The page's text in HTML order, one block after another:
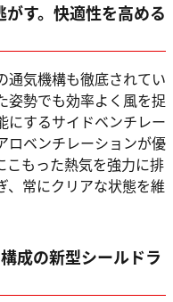
す。快適性を高める
通気機構も徹底されてい
姿勢でも効率よく風を捉
にするサイドベンチレー
ロベンチレーションが優
こもった熱気を強力に排
、常にクリアな状態を維
成の新型シールドラ